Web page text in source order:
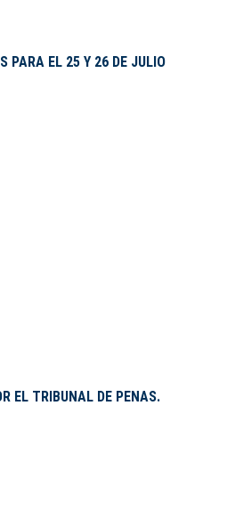
PARA EL 25 Y 26 DE JULIO
EL TRIBUNAL DE PENAS.